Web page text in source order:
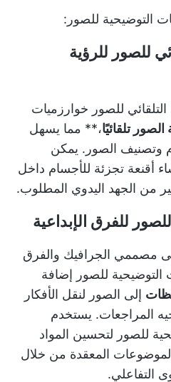
التوضيحية للصور:
للصور للرؤية
للصور خوارزميات
تلقائيًا،** مما يسهل
وتصنيف الصور. يمكن
أقنعة تجزئة للأجسام داخل
من الجهد اليدوي المطلوب.
مصممي الجرافيك والفرق
التوضيحية للصور إضافة
إلى الصور لنقل الأفكار
المراجعات. يستخدم
للصور لتحسين المواد
المعقدة من خلال
التفاعلي.